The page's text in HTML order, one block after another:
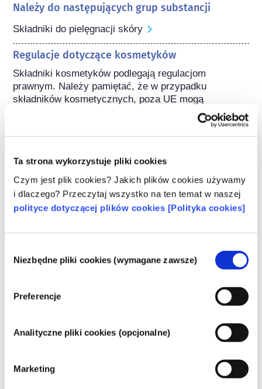
Ta strona wykorzystuje pliki cookies
Czym jest plik cookies? Jakich plików cookies używamy
i dlaczego? Przeczytaj wszystko na ten temat w naszej
polityce dotyczącej plików cookies [Polityka cookies]
zgody
Niezbędne pliki cookies (wymagane zawsze)
Preferencje
Analityczne pliki cookies (opcjonalne)
Marketing
Należy do następujących grup substancji
Składniki do pielęgnacji skóry
Regulacje dotyczące kosmetyków
Składniki kosmetyków podlegają regulacjom
prawnym. Należy pamiętać, że w przypadku
składników kosmetycznych, poza UE mogą
Poznaj swoje kosmetyki
W jaki sposób zapewnia się
kosmetyczne i higieny osobistej sprzedawane
w Unii Europejskiej były bezpieczne. Firmy
wspólnie ponoszą odpowiedzialność za
bezpieczeństwo produktów kosmetycznych.
Co należy wiedzieć o substancjach
Niektórym składnikom stosowanym w
„substancjami zaburzającymi gospodarkę
hormonalną”, ponieważ mogą naśladować
czytaj więcej